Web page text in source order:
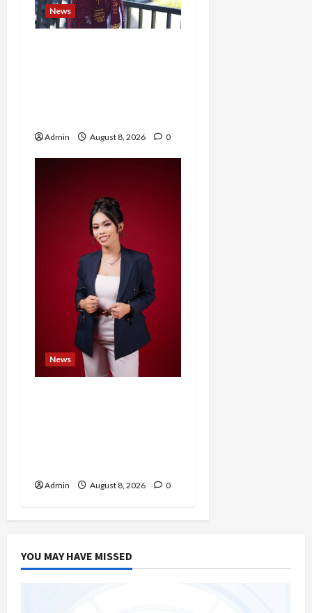
News
Admin August 8, 2026 0
News
Admin August 8, 2026 0
YOU MAY HAVE MISSED